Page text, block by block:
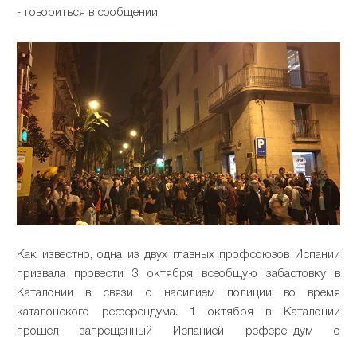
- говориться в сообщении.
Как известно, одна из двух главных профсоюзов Испании
призвала провести 3 октября всеобщую забастовку в
Каталонии в связи с насилием полиции во время
каталонского референдума. 1 октября в Каталонии
прошел запрещенный Испанией референдум о